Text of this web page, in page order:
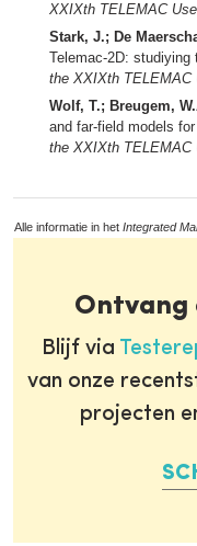
XXIXth TELEMAC
Stark, J.; De
Telemac-2D: studiying
the XXIXth TELEMAC
Wolf, T.; Breugem,
and far-field models
the XXIXth TELEMAC
Alle informatie in het Integrated
Ontvang
Blijf via
van onze
projecten